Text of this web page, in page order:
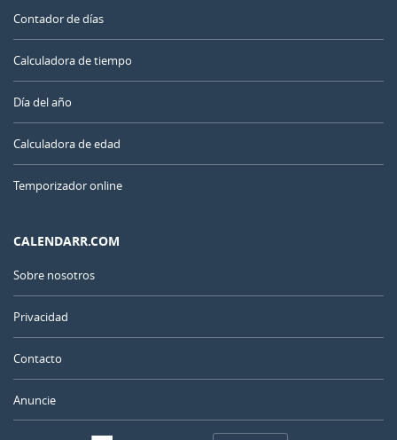
Contador de días
Calculadora de tiempo
Día del año
Calculadora de edad
Temporizador online
CALENDARR.COM
Sobre nosotros
Privacidad
Contacto
Anuncie